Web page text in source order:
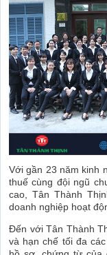
Với gần 23 năm kinh
thuế cùng đội ngũ
cao, Tân Thành
doanh nghiệp hoạt
Đến với Tân Thành
và hạn chế tối đa